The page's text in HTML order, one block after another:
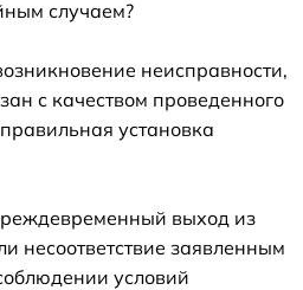
случаем?
неисправности,
с качеством проведенного
установка
выход из
несоответствие заявленным
условий